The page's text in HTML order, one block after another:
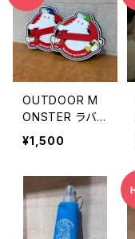
OUTDOOR M
ONSTER ラバ
ーワッペン
¥1,500